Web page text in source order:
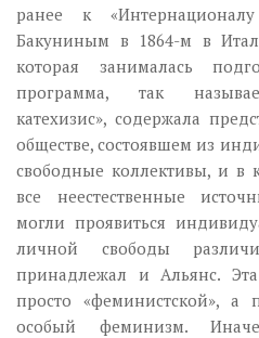
ранее к
Бакуниным в 1864-м в
которая занималась
программа, так
катехизис», содержала
обществе, состоявшем из
свободные коллективы, и в
все неестественные
могли проявиться
личной свободы
принадлежал и Альянс.
просто «феминистской», а
особый феминизм.